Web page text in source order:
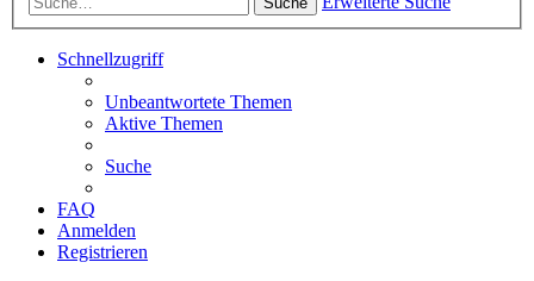
Schnellzugriff
Unbeantwortete Themen
Aktive Themen
Suche
FAQ
Anmelden
Registrieren